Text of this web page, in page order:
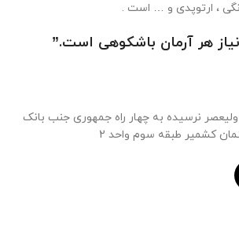
، ارتوپدی و … است .
هر آرمان باشکوهی است.”
نرسیده به چهار راه جمهوری جنب بانک